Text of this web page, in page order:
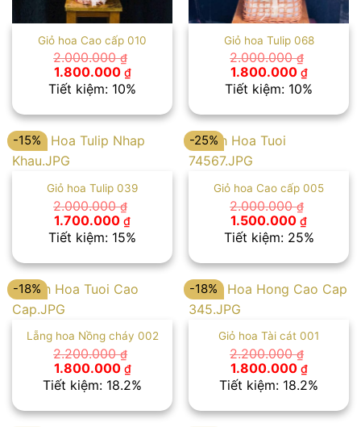
Giỏ hoa Cao cấp 010
2.000.000₫
Giá
gốc
là:
1.800.000 ₫Giá
hiện
tại
1.800.000 ₫.
Tiết kiệm: 10%
Giỏ hoa Tulip 068
2.000.000₫
Giá
gốc
là:
1.800.000 ₫Giá
hiện
tại
Tiết kiệm: 10%
-15%
Giỏ hoa Tulip 039
2.000.000₫
Giá
gốc
là:
1.700.000 ₫Giá
hiện
tại
1.700.000 ₫.
Tiết kiệm: 15%
-25%
Giỏ hoa Cao cấp 005
2.000.000₫
Giá
gốc
là:
1.500.000 ₫Giá
hiện
tại
Tiết kiệm: 25%
-18%
Lẵng hoa Nồng cháy 002
2.200.000₫
Giá
gốc
là:
1.800.000 ₫Giá
hiện
tại
1.800.000 ₫.
Tiết kiệm: 18.2%
-18%
Giỏ hoa Tài cát 001
2.200.000₫
Giá
gốc
là:
1.800.000 ₫Giá
hiện
tại
Tiết kiệm: 18.2%